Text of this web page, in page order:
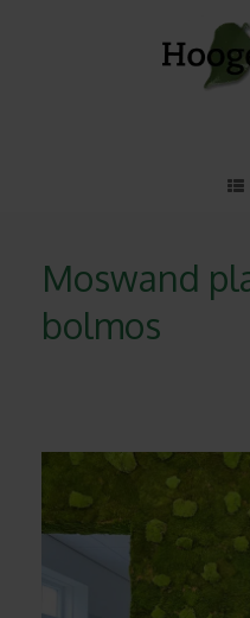
Moswand
bolmos